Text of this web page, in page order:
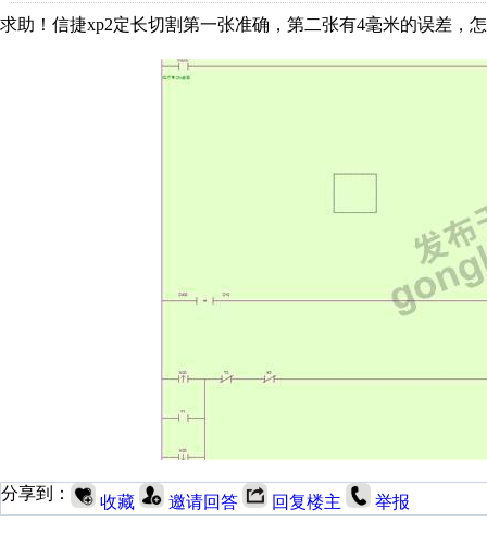
求助！信捷xp2定长切割第一张准确，第二张有4毫米的误差，
分享到： 收藏 邀请回答 回复楼主 举报